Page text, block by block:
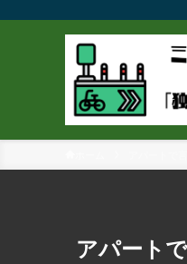
アパート